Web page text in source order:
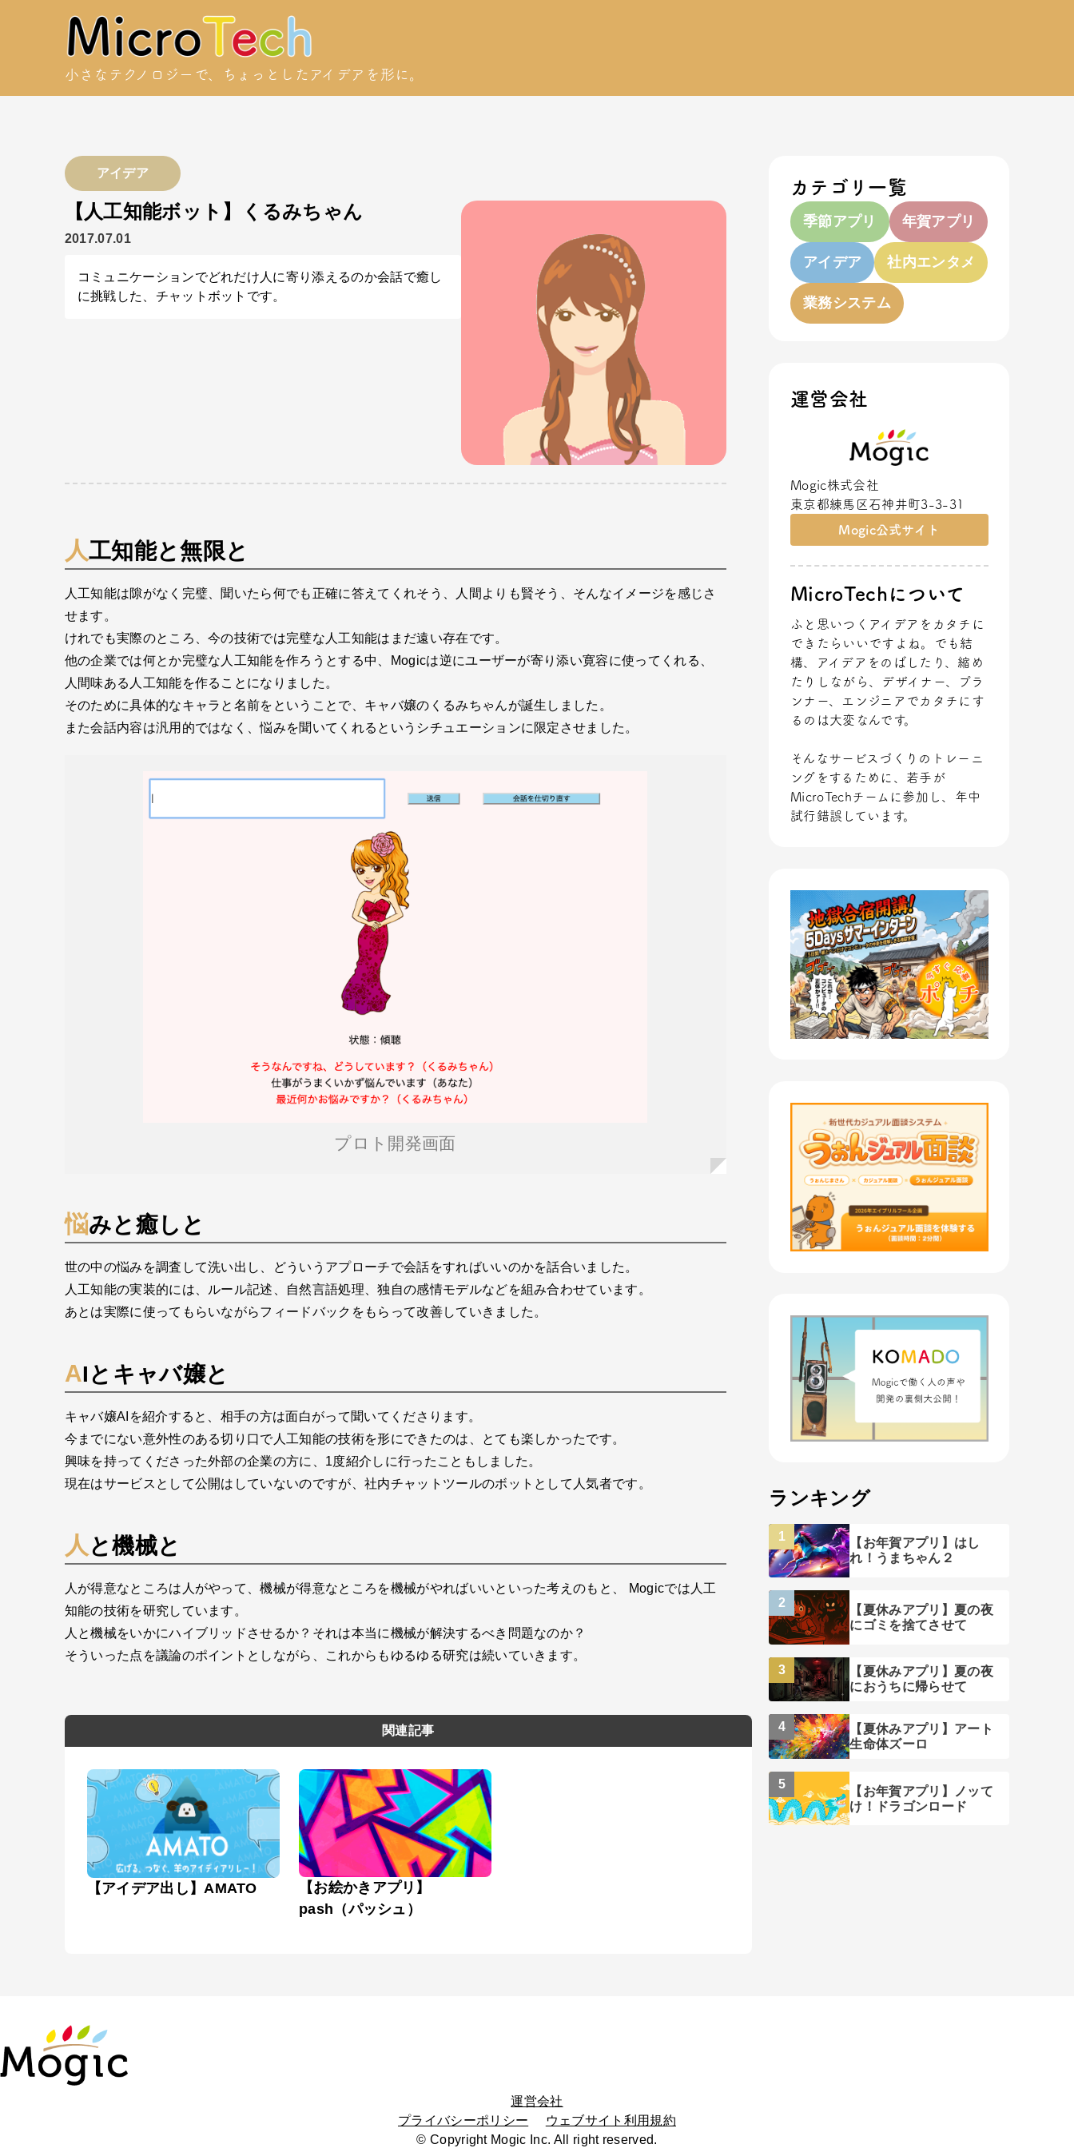
小さなテクノロジーで、 ちょっとしたアイデアを形に。
アイデア
【人工知能ボット】くるみちゃん
2017.07.01
コミュニケーションでどれだけ人に寄り添えるのか会話で癒し
に挑戦した、チャットボットです。
人工知能と無限と
人工知能は隙がなく完璧、聞いたら何でも正確に答えてくれそう、人間よりも賢そう、そんなイメージを感じさ
せます。
けれでも実際のところ、今の技術では完璧な人工知能はまだ遠い存在です。
他の企業では何とか完璧な人工知能を作ろうとする中、Mogicは逆にユーザーが寄り添い寛容に使ってくれる、
人間味ある人工知能を作ることになりました。
そのために具体的なキャラと名前をということで、キャバ嬢のくるみちゃんが誕生しました。
また会話内容は汎用的ではなく、悩みを聞いてくれるというシチュエーションに限定させました。
プロト開発画面
悩みと癒しと
世の中の悩みを調査して洗い出し、どういうアプローチで会話をすればいいのかを話合いました。
人工知能の実装的には、ルール記述、自然言語処理、独自の感情モデルなどを組み合わせています。
あとは実際に使ってもらいながらフィードバックをもらって改善していきました。
AIとキャバ嬢と
キャバ嬢AIを紹介すると、相手の方は面白がって聞いてくださります。
今までにない意外性のある切り口で人工知能の技術を形にできたのは、とても楽しかったです。
興味を持ってくださった外部の企業の方に、1度紹介しに行ったこともしました。
現在はサービスとして公開はしていないのですが、社内チャットツールのボットとして人気者です。
人と機械と
人が得意なところは人がやって、機械が得意なところを機械がやればいいといった考えのもと、 Mogicでは人工
知能の技術を研究しています。
人と機械をいかにハイブリッドさせるか？それは本当に機械が解決するべき問題なのか？
そういった点を議論のポイントとしながら、これからもゆるゆる研究は続いていきます。
【アイデア出し】AMATO
【お絵かきアプリ】
pash（パッシュ）
カテゴリ一覧
季節アプリ 年賀アプリ
アイデア 社内エンタメ
業務システム
運営会社
Mogic株式会社
東京都練馬区石神井町3-3-31
Mogic公式サイト
MicroTechについて
ふと思いつくアイデアをカタチに
できたらいいですよね。でも結
構、アイデアをのばしたり、縮め
たりしながら、デザイナー、プラ
ンナー、エンジニアでカタチにす
るのは大変なんです。
そんなサービスづくりのトレーニ
ングをするために、若手が
MicroTechチームに参加し、年中
試行錯誤しています。
ランキング
【お年賀アプリ】はし
れ！うまちゃん２
【夏休みアプリ】夏の夜
にゴミを捨てさせて
【夏休みアプリ】夏の夜
におうちに帰らせて
【夏休みアプリ】アート
生命体ズーロ
【お年賀アプリ】ノッて
け！ドラゴンロード
運営会社
プライバシーポリシー
ウェブサイト利用規約
© Copyright Mogic Inc. All right reserved.